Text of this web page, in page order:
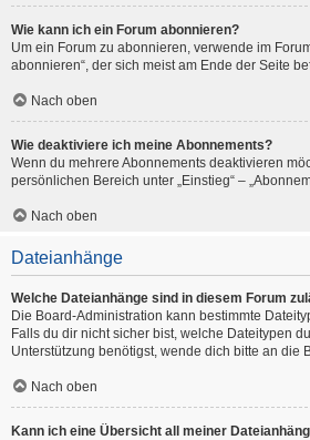
Wie kann ich ein Forum abonnieren?
Um ein Forum zu abonnieren, verwende im
abonnieren“, der sich meist am Ende der Seite
Nach oben
Wie deaktiviere ich meine Abonnements?
Wenn du mehrere Abonnements deaktivieren
persönlichen Bereich unter „Einstieg“ –
Nach oben
Dateianhänge
Welche Dateianhänge sind in diesem Forum
Die Board-Administration kann bestimmte
Falls du dir nicht sicher bist, welche Dateitypen
Unterstützung benötigst, wende dich bitte an die
Nach oben
Kann ich eine Übersicht all meiner